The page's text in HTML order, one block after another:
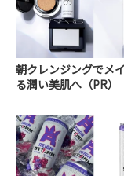
朝クレンジングでメ
る潤い美肌へ（PR）